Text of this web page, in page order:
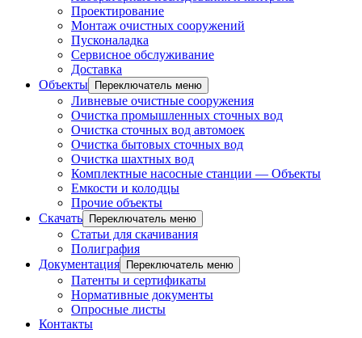
Проектирование
Монтаж очистных сооружений
Пусконаладка
Сервисное обслуживание
Доставка
Объекты
Переключатель меню
Ливневые очистные сооружения
Очистка промышленных сточных вод
Очистка сточных вод автомоек
Очистка бытовых сточных вод
Очистка шахтных вод
Комплектные насосные станции — Объекты
Емкости и колодцы
Прочие объекты
Скачать
Переключатель меню
Статьи для скачивания
Полиграфия
Документация
Переключатель меню
Патенты и сертификаты
Нормативные документы
Опросные листы
Контакты